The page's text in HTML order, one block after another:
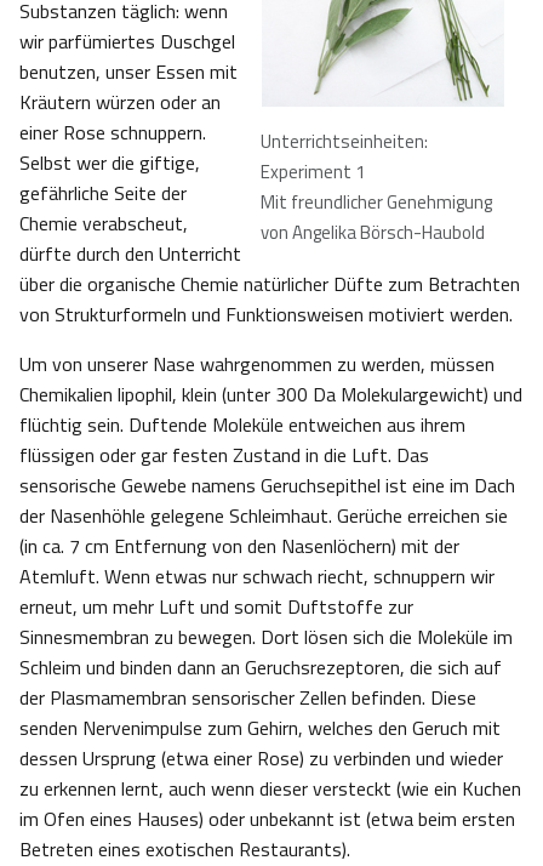
Unterrichtseinheiten:
Experiment 1
Mit freundlicher Genehmigung
von Angelika Börsch-Haubold
Substanzen täglich: wenn
wir parfümiertes Duschgel
benutzen, unser Essen mit
Kräutern würzen oder an
einer Rose schnuppern.
Selbst wer die giftige,
gefährliche Seite der
Chemie verabscheut,
dürfte durch den Unterricht
über die organische Chemie natürlicher Düfte zum Betrachten
von Strukturformeln und Funktionsweisen motiviert werden.
Um von unserer Nase wahrgenommen zu werden, müssen
Chemikalien lipophil, klein (unter 300 Da Molekulargewicht) und
flüchtig sein. Duftende Moleküle entweichen aus ihrem
flüssigen oder gar festen Zustand in die Luft. Das
sensorische Gewebe namens Geruchsepithel ist eine im Dach
der Nasenhöhle gelegene Schleimhaut. Gerüche erreichen sie
(in ca. 7 cm Entfernung von den Nasenlöchern) mit der
Atemluft. Wenn etwas nur schwach riecht, schnuppern wir
erneut, um mehr Luft und somit Duftstoffe zur
Sinnesmembran zu bewegen. Dort lösen sich die Moleküle im
Schleim und binden dann an Geruchsrezeptoren, die sich auf
der Plasmamembran sensorischer Zellen befinden. Diese
senden Nervenimpulse zum Gehirn, welches den Geruch mit
dessen Ursprung (etwa einer Rose) zu verbinden und wieder
zu erkennen lernt, auch wenn dieser versteckt (wie ein Kuchen
im Ofen eines Hauses) oder unbekannt ist (etwa beim ersten
Betreten eines exotischen Restaurants).